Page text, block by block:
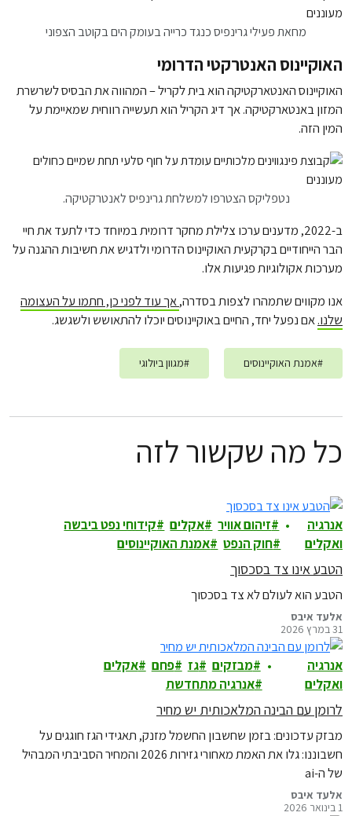
מחאת פעילי גרינפיס כנגד כרייה בעומק הים בקוטב הצפוני
האוקיינוס האנטרקטי הדרומי
האוקיינוס האנטארקטיקה הוא בית לקריל – המהווה את הבסיס לשרשרת
המזון באנטארקטיקה. אך דיג הקריל הוא תעשייה רווחית שמאיימת על
המין הזה.
נטפליקס הצטרפו למשלחת גרינפיס לאנטרקטיקה.
ב-2022, מדענים ערכו צלילת מחקר דרומית במיוחד כדי לתעד את חיי
הבר הייחודיים בקרקעית האוקיינוס הדרומי ולדגיש את חשיבות ההגנה על
מערכות אקולוגיות פגיעות אלו.
אנו מקווים שתמהרו לצפות בסדרה,אך עוד לפני כן, חתמו על העצומה
שלנו.אם נפעל יחד, החיים באוקיינוסים יוכלו להתאושש ולשגשג.
#אמנת האוקיינוסים #מגוון ביולוגי
כל מה שקשור לזה
אנרגיה
ואקלים
זיהום אוויר אקלים
קידוחי נפט ביבשה
חוק הנפט
אמנת האוקיינוסים
הטבע אינו צד בסכסוך
הטבע הוא לעולם לא צד בסכסוך
אלעד איבס
31 במרץ 2026
אנרגיה
ואקלים
מבזקים גז פחם
אקלים
אנרגיה מתחדשת
לרומן עם הבינה המלאכותית יש מחיר
מבזק עדכונים: בזמן שחשבון החשמל מזנק, תאגידי הגז חוגגים על
חשבוננו: גלו את האמת מאחורי גזירות 2026 והמחיר הסביבתי המבהיל
של ה-ai
אלעד איבס
1 בינואר 2026